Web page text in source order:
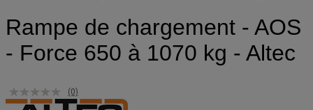
Rampe de chargement - AOS
- Force 650 à 1070 kg - Altec
(0)